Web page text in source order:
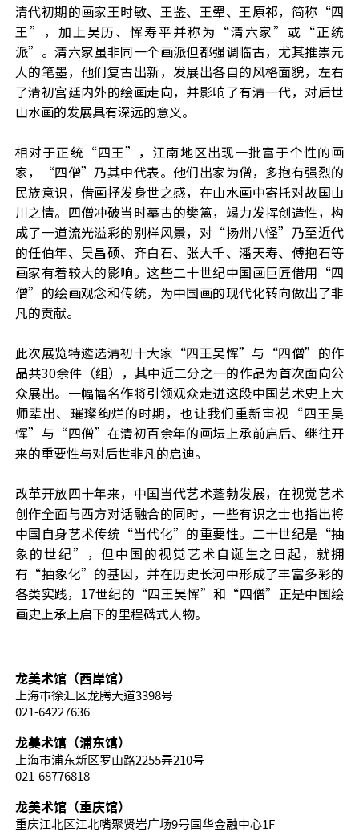
清代初期的画家王时敏、 王鉴、王翚、王原祁，简称 “四
王”，加上吴历、恽寿平并称为“清六家” 或 “正统
派” 。清六家虽非同一个画派但都强调临古，尤其推崇元
人的笔墨，他们复古出新，发展出各自的风格面貌，左右
了清初宫廷内外的绘画走向，并影响了有清一代，对后世
山水画的发展具有深远的意义。
相对于正统 “四王”，江南地区出现一批富于个性的画
家，“四僧”乃其中代表。他们出家为僧，多抱有强烈的
民族意识，借画抒发身世之感，在山水画中寄托对故国山
川之情。四僧冲破当时摹古的樊篱，竭力发挥创造性，构
成了一道流光溢彩的别样风景，对 “扬州八怪”乃至近代
的任伯年、吴昌硕、齐白石、张大千、潘天寿、 傅抱石等
画家有着较大的影响。这些二十世纪中国画巨匠借用 “四
僧”的绘画观念和传统，为中国画的现代化转向做出了非
凡的贡献。
此次展览特遴选清初十大家 “四王吴恽”与“四僧”的作
品共30余件（组），其中近二分之一的作品为首次面向公
众展出。一幅幅名作将引领观众走进这段中国艺术史上大
师辈出、璀璨绚烂的时期，也让我们重新审视“四王吴
恽”与“四僧”在清初百余年的画坛上承前启后、继往开
来的重要性与对后世非凡的启迪。
改革开放四十年来，中国当代艺术蓬勃发展，在视觉艺术
创作全面与西方对话融合的同时，一些有识之士也指出将
中国自身艺术传统 “当代化”的重要性。二十世纪是“抽
象的世纪”，但中国的视觉艺术自诞生之日起，就拥
有“抽象化”的基因，并在历史长河中形成了丰富多彩的
各类实践， 17世纪的“四王吴恽”和“四僧”正是中国绘
画史上承上启下的里程碑式人物。
龙美术馆（西岸馆）
上海市徐汇区龙腾大道3398号
021-64227636
龙美术馆（浦东馆）
上海市浦东新区罗山路2255弄210号
021-68776818
龙美术馆（重庆馆）
重庆江北区江北嘴聚贤岩广场9号国华金融中心1F